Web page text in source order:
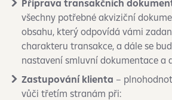
Příprava transakčních
všechny potřebné akviziční
obsahu, který odpovídá vámi
charakteru transakce, a dále se
nastavení smluvní dokumentace a
Zastupování klienta –
vůči třetím stranám při: